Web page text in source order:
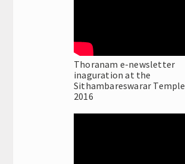
Thoranam e-newsletter
inaguration at the
Sithambareswarar Temple
2016